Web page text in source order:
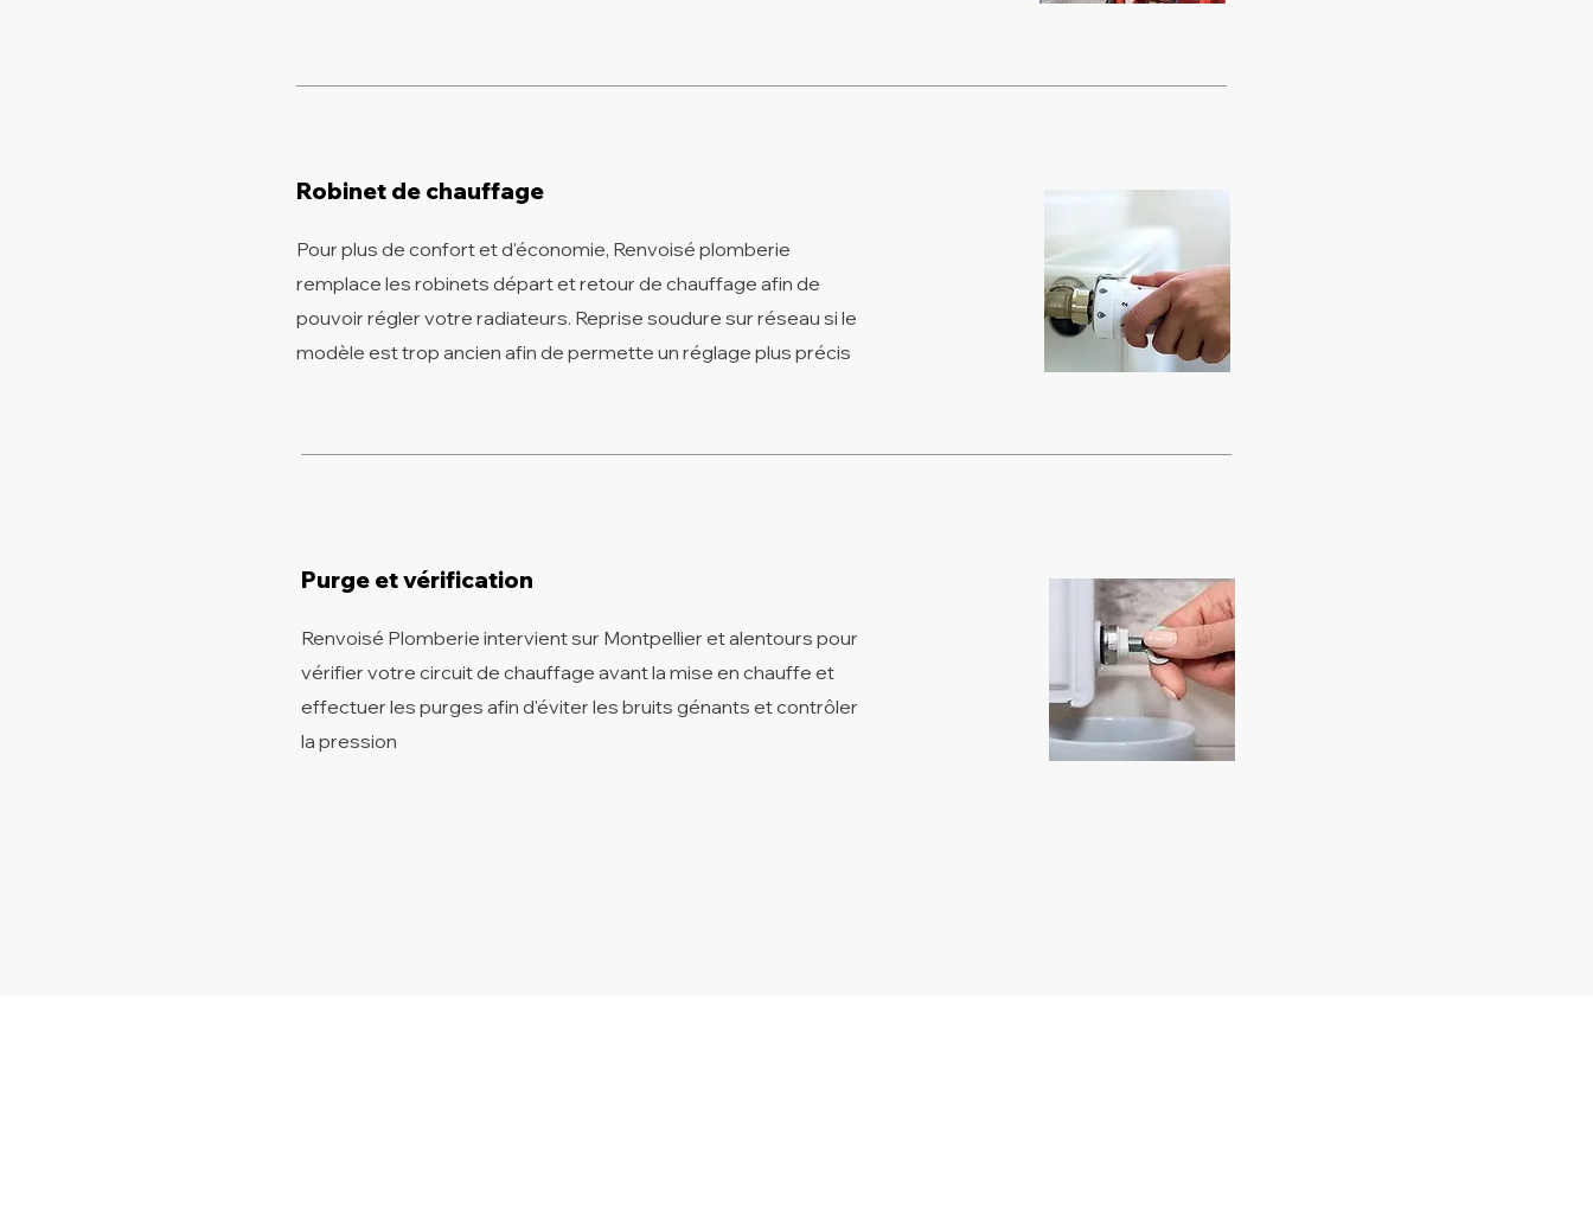
Robinet de chauffage
Pour plus de confort et d'économie, Renvoisé plomberie
remplace les robinets départ et retour de chauffage afin de
pouvoir régler votre radiateurs. Reprise soudure sur réseau si le
modèle est trop ancien afin de permette un réglage plus précis
Purge et vérification
Renvoisé Plomberie intervient sur Montpellier et alentours pour
vérifier votre circuit de chauffage avant la mise en chauffe et
effectuer les purges afin d'éviter les bruits génants et contrôler
la pression